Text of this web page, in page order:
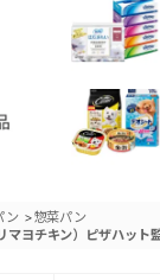
ン >惣菜パン
ヨチキン）ピザハット